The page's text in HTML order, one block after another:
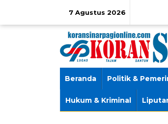
7 Agustus 2026
Beranda Politik &
Hukum & Kriminal